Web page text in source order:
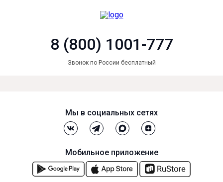
8 (800) 1001-777
Звонок по России бесплатный
Мы в социальных сетях
Мобильное приложение